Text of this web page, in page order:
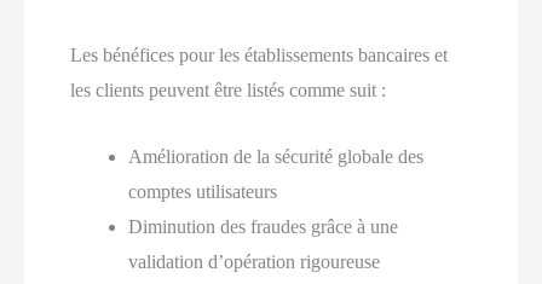
Les bénéfices pour les établissements bancaires et
les clients peuvent être listés comme suit :
Amélioration de la sécurité globale des
comptes utilisateurs
Diminution des fraudes grâce à une
validation d’opération rigoureuse